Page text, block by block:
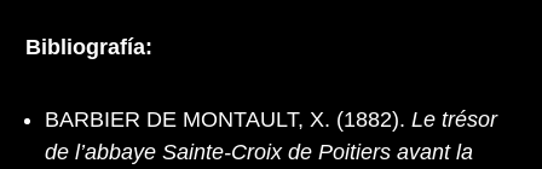
Bibliografía:
BARBIER DE MONTAULT, X. (1882). Le trésor
de l’abbaye Sainte-Croix de Poitiers avant la